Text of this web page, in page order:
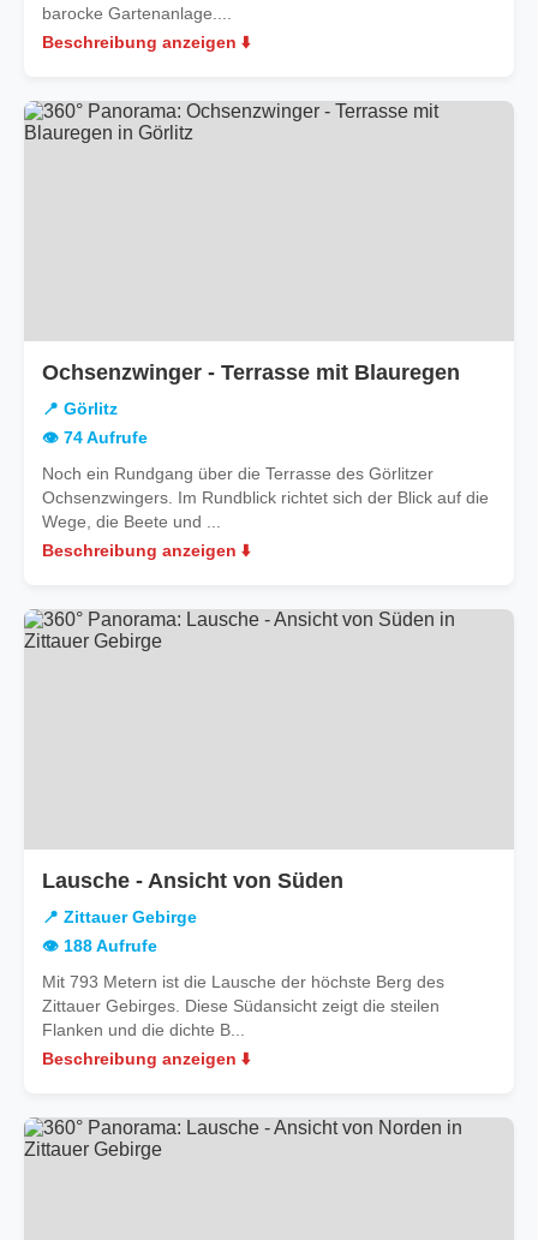
barocke Gartenanlage....
Beschreibung anzeigen ⬇️
Ochsenzwinger - Terrasse mit Blauregen
📍 Görlitz
👁️ 74 Aufrufe
Noch ein Rundgang über die Terrasse des Görlitzer
Ochsenzwingers. Im Rundblick richtet sich der Blick auf die
Wege, die Beete und ...
Beschreibung anzeigen ⬇️
Lausche - Ansicht von Süden
📍 Zittauer Gebirge
👁️ 188 Aufrufe
Mit 793 Metern ist die Lausche der höchste Berg des
Zittauer Gebirges. Diese Südansicht zeigt die steilen
Flanken und die dichte B...
Beschreibung anzeigen ⬇️